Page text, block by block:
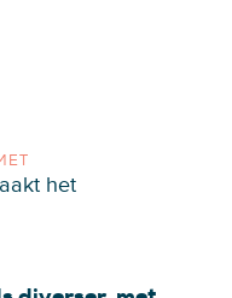
het